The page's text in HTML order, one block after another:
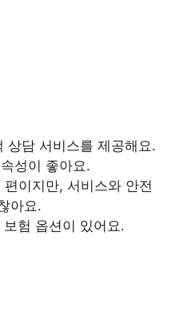
상담 서비스를 제공해요.
성이 좋아요.
편이지만, 서비스와 안전
아요.
보험 옵션이 있어요.